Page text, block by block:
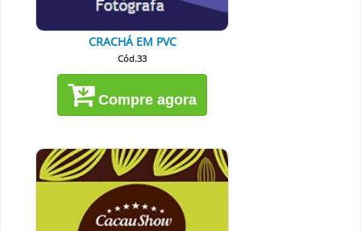
CRACHÁ EM PVC
Cód.33
Compre agora